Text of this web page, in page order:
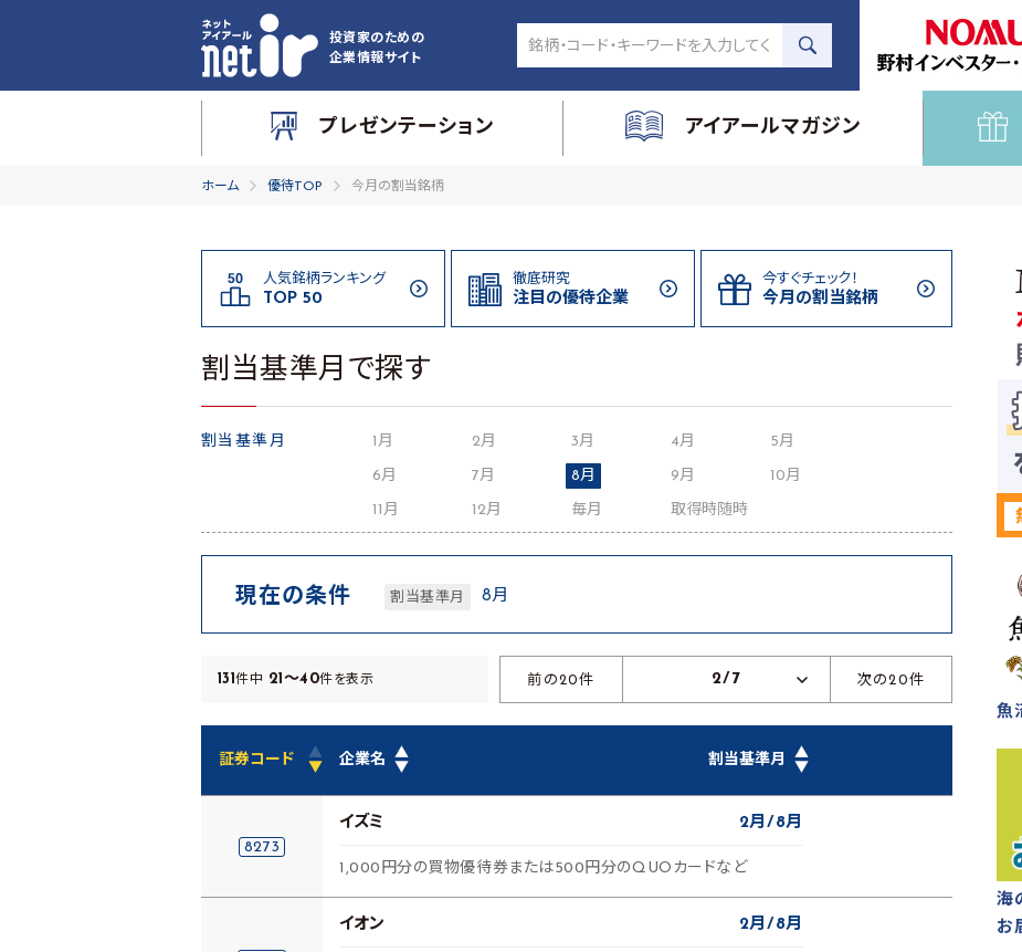
投資家のための
企業情報サイト
プレゼンテーション アイアールマガジン
ホーム 優待TOP 今月の割当銘柄
人気銘柄ランキング
TOP 50
徹底研究
注目の優待企業
今すぐチェック！
今月の割当銘柄
割当基準月で探す
割当基準月 1月 2月 3月 4月 5月
6月 7月 8月 9月 10月
11月 12月 毎月 取得時随時
現在の条件 割当基準月 8月
131件中 21～40件を表示 前の20件 2/7 次の20件
▲
証券コード ▼
▲
企業名 ▼
▲
割当基準月 ▼
8273
イズミ 2月 8月
1,000円分の買物優待券または500円分のQUOカードなど
イオン 2月 8月
魚
海
お